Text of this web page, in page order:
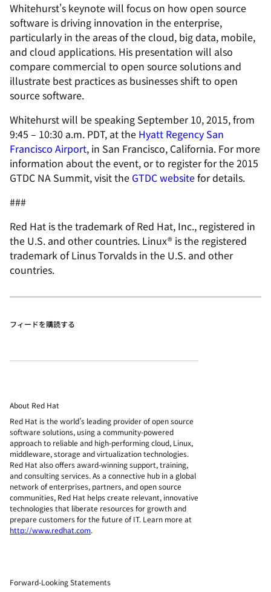
Whitehurst's keynote will focus on how open source
software is driving innovation in the enterprise,
particularly in the areas of the cloud, big data, mobile,
and cloud applications. His presentation will also
compare commercial to open source solutions and
illustrate best practices as businesses shift to open
source software.
Whitehurst will be speaking September 10, 2015, from
9:45 – 10:30 a.m. PDT, at the Hyatt Regency San
Francisco Airport, in San Francisco, California. For more
information about the event, or to register for the 2015
GTDC NA Summit, visit the GTDC websitefor details.
###
Red Hat is the trademark of Red Hat, Inc., registered in
the U.S. and other countries. Linux® is the registered
trademark of Linus Torvalds in the U.S. and other
countries.
フィードを購読する
About Red Hat
Red Hat is the world’s leading provider of open source
software solutions, using a community-powered
approach to reliable and high-performing cloud, Linux,
middleware, storage and virtualization technologies.
Red Hat also offers award-winning support, training,
and consulting services. As a connective hub in a global
network of enterprises, partners, and open source
communities, Red Hat helps create relevant, innovative
technologies that liberate resources for growth and
prepare customers for the future of IT. Learn more at
http://www.redhat.com.
Forward-Looking Statements